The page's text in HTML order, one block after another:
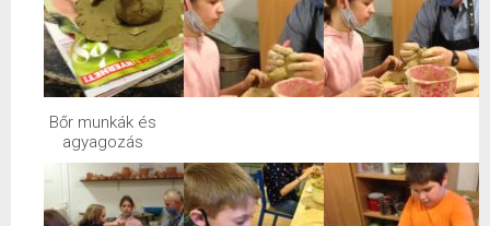
Bőr munkák és
agyagozás